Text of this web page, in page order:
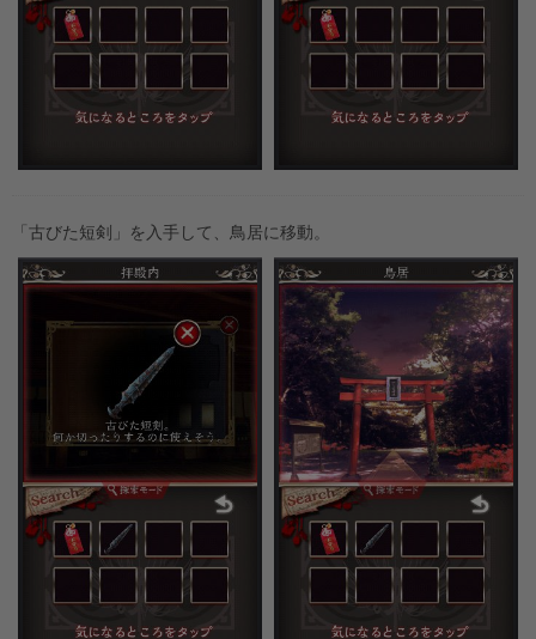
「古びた短剣」を入手して、鳥居に移動。